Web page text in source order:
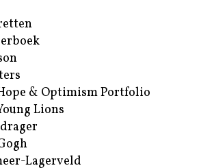
& Optimism Portfolio
Lions
Lagerveld